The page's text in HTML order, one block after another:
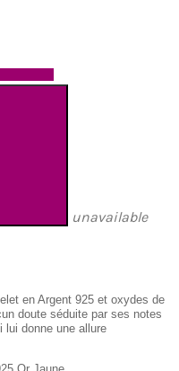
unavailable
en Argent 925 et oxydes de
doute séduite par ses notes
lui donne une allure